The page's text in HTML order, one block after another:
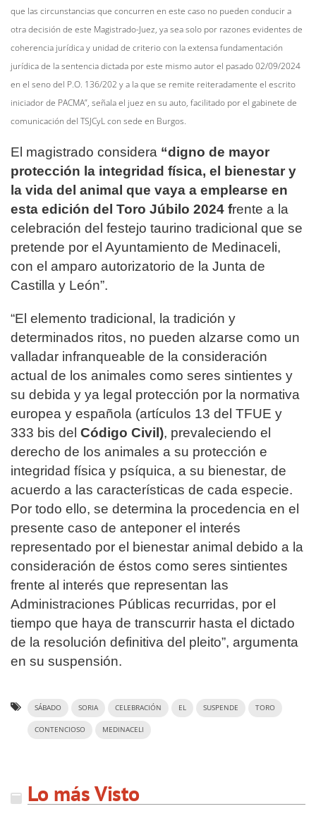
que las circunstancias que concurren en este caso no pueden conducir a
otra decisión de este Magistrado-Juez, ya sea solo por razones evidentes de
coherencia jurídica y unidad de criterio con la extensa fundamentación
jurídica de la sentencia dictada por este mismo autor el pasado 02/09/2024
en el seno del P.O. 136/202 y a la que se remite reiteradamente el escrito
iniciador de PACMA”, señala el juez en su auto, facilitado por el gabinete de
comunicación del TSJCyL con sede en Burgos.
El magistrado considera “digno de mayor
protección la integridad física, el bienestar y
la vida del animal que vaya a emplearse en
esta edición del Toro Júbilo 2024 frente a la
celebración del festejo taurino tradicional que se
pretende por el Ayuntamiento de Medinaceli,
con el amparo autorizatorio de la Junta de
Castilla y León”.
“El elemento tradicional, la tradición y
determinados ritos, no pueden alzarse como un
valladar infranqueable de la consideración
actual de los animales como seres sintientes y
su debida y ya legal protección por la normativa
europea y española (artículos 13 del TFUE y
333 bis del Código Civil), prevaleciendo el
derecho de los animales a su protección e
integridad física y psíquica, a su bienestar, de
acuerdo a las características de cada especie.
Por todo ello, se determina la procedencia en el
presente caso de anteponer el interés
representado por el bienestar animal debido a la
consideración de éstos como seres sintientes
frente al interés que representan las
Administraciones Públicas recurridas, por el
tiempo que haya de transcurrir hasta el dictado
de la resolución definitiva del pleito”, argumenta
en su suspensión.
SÁBADO SORIA CELEBRACIÓN EL SUSPENDE TORO
CONTENCIOSO MEDINACELI
Lo más Visto